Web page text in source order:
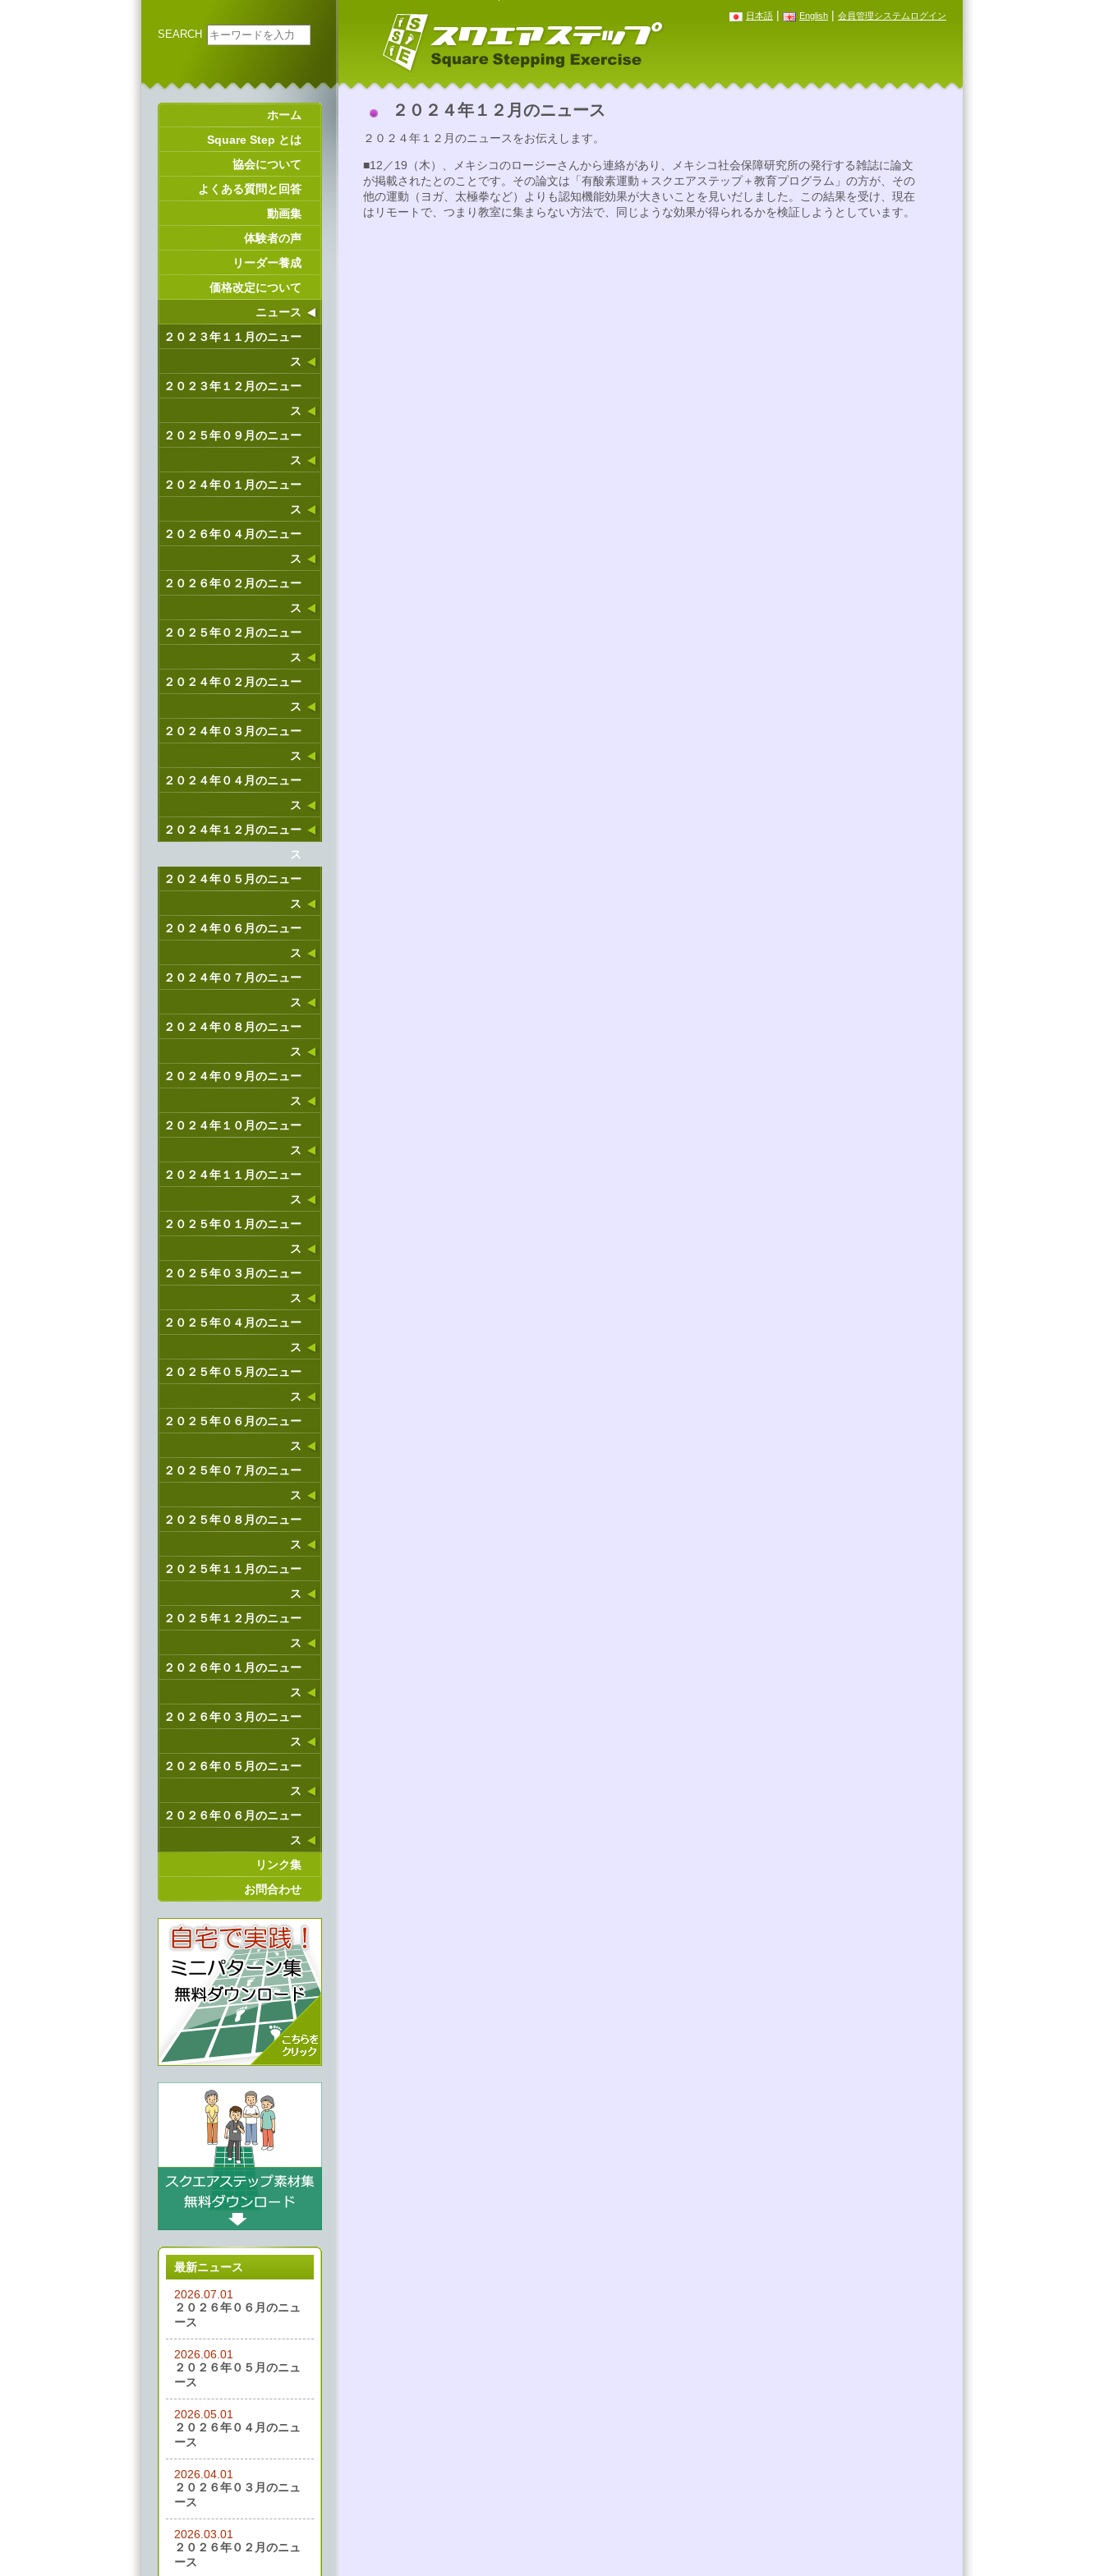
SEARCH
ホーム
Square Step とは
協会について
よくある質問と回答
動画集
体験者の声
リーダー養成
価格改定について
ニュース
２０２３年１１月のニュー
ス
２０２３年１２月のニュー
ス
２０２５年０９月のニュー
ス
２０２４年０１月のニュー
ス
２０２６年０４月のニュー
ス
２０２６年０２月のニュー
ス
２０２５年０２月のニュー
ス
２０２４年０２月のニュー
ス
２０２４年０３月のニュー
ス
２０２４年０４月のニュー
ス
２０２４年１２月のニュー
ス
２０２４年０５月のニュー
ス
２０２４年０６月のニュー
ス
２０２４年０７月のニュー
ス
２０２４年０８月のニュー
ス
２０２４年０９月のニュー
ス
２０２４年１０月のニュー
ス
２０２４年１１月のニュー
ス
２０２５年０１月のニュー
ス
２０２５年０３月のニュー
ス
２０２５年０４月のニュー
ス
２０２５年０５月のニュー
ス
２０２５年０６月のニュー
ス
２０２５年０７月のニュー
ス
２０２５年０８月のニュー
ス
２０２５年１１月のニュー
ス
２０２５年１２月のニュー
ス
２０２６年０１月のニュー
ス
２０２６年０３月のニュー
ス
２０２６年０５月のニュー
ス
２０２６年０６月のニュー
ス
リンク集
お問合わせ
最新ニュース
2026.07.01
２０２６年０６月のニュ
ース
2026.06.01
２０２６年０５月のニュ
ース
2026.05.01
２０２６年０４月のニュ
ース
2026.04.01
２０２６年０３月のニュ
ース
2026.03.01
２０２６年０２月のニュ
ース
日本語 | English | 会員管理システムログイン
２０２４年１２月のニュース
２０２４年１２月のニュースをお伝えします。
■12／19（木）、メキシコのロージーさんから連絡があり、メキシコ社会保障研究所の発行する雑誌に論文
が掲載されたとのことです。その論文は「有酸素運動＋スクエアステップ＋教育プログラム」の方が、その
他の運動（ヨガ、太極拳など）よりも認知機能効果が大きいことを見いだしました。この結果を受け、現在
はリモートで、つまり教室に集まらない方法で、同じような効果が得られるかを検証しようとしています。